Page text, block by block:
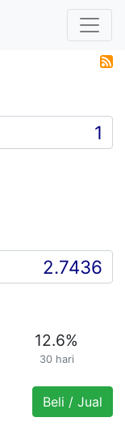
12.6%
30 hari
Beli / Jual